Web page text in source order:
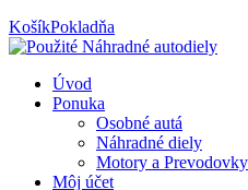
KošíkPokladňa
Úvod
Ponuka
Osobné autá
Náhradné diely
Motory a Prevodovky
Môj účet